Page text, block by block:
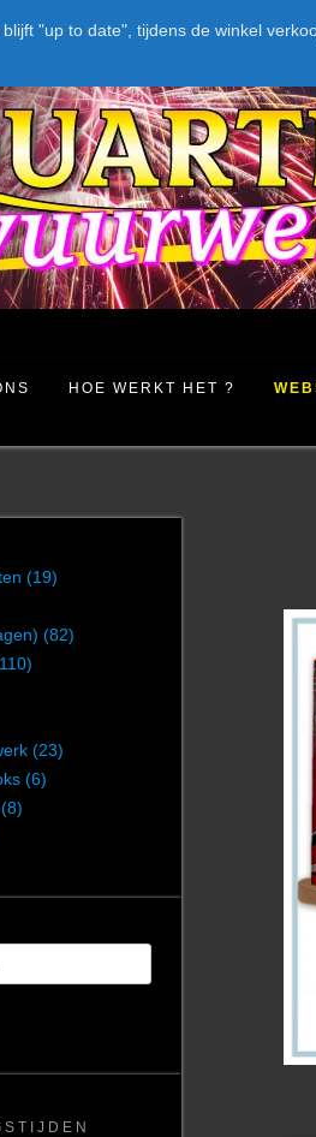
"up to date", tijdens de winkel
HOE WERKT HET ?
(19)
(82)
(23)
(6)
(8)